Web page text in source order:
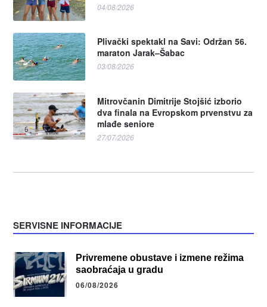
04/08/2026
Plivački spektakl na Savi: Održan 56.
maraton Jarak–Šabac
03/08/2026
Mitrovčanin Dimitrije Stojšić izborio
dva finala na Evropskom prvenstvu za
mlađe seniore
27/07/2026
SERVISNE INFORMACIJE
Privremene obustave i izmene režima
saobraćaja u gradu
06/08/2026